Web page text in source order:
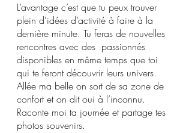
L’avantage c’est que tu peux trouver
plein d'idées d’activité à faire à la
dernière minute. Tu feras de nouvelles
rencontres avec des  passionnés
disponibles en même temps que toi
qui te feront découvrir leurs univers.
Allée ma belle on sort de sa zone de
confort et on dit oui à l’inconnu.
Raconte moi ta journée et partage tes
photos souvenirs.